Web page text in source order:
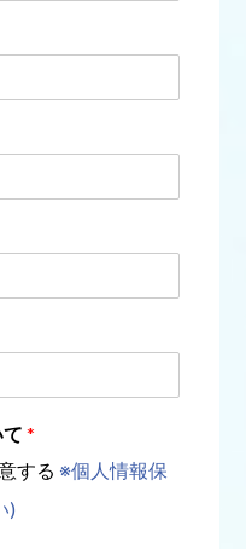
て*
する ※個人情報保
)